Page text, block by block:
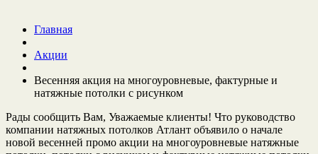
Главная
Акции
Весенняя акция на многоуровневые, фактурные и
натяжные потолки с рисунком
Рады сообщить Вам, Уважаемые клиенты! Что руководство
компании натяжных потолков Атлант объявило о начале
новой весенней промо акции на многоуровневые натяжные